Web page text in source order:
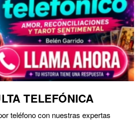
TELEFÓNICA
teléfono con nuestras expertas